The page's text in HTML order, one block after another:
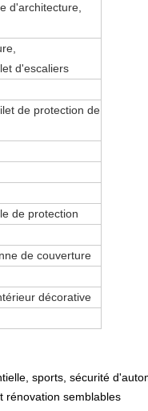
d'architecture
d'escaliers
filet de protection de
de protection
de couverture
décorative
sports, sécurité
rénovation semblables